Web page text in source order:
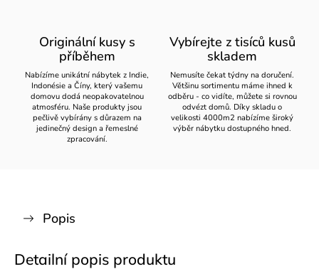
Originální kusy s
příběhem
Nabízíme unikátní nábytek z Indie,
Indonésie a Číny, který vašemu
domovu dodá neopakovatelnou
atmosféru. Naše produkty jsou
pečlivě vybírány s důrazem na
jedinečný design a řemeslné
zpracování.
Vybírejte z tisíců kusů
skladem
Nemusíte čekat týdny na doručení.
Většinu sortimentu máme ihned k
odběru - co vidíte, můžete si rovnou
odvézt domů. Díky skladu o
velikosti 4000m2 nabízíme široký
výběr nábytku dostupného hned.
Popis
Detailní popis produktu